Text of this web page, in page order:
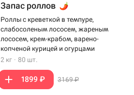
Запас роллов
Роллы с креветкой в темпуре,
слабосоленым лососем, жареным
лососем, крем-крабом, варено-
копченой курицей и огурцами
2 кг · 80 шт.
1899 ₽ 3169 ₽